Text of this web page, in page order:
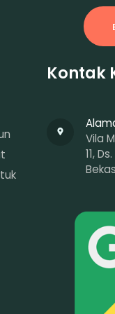
Kontak
Vila
11,